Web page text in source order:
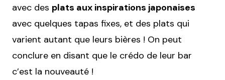
avec des plats aux inspirations japonaises
avec quelques tapas fixes, et des plats qui
varient autant que leurs bières ! On peut
conclure en disant que le crédo de leur bar
c’est la nouveauté !